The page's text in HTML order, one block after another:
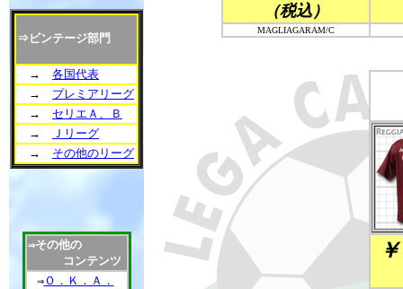
⇒ビンテージ部門
→ 各国代表
→ プレミアリーグ
→ セリエＡ、Ｂ
→
Ｊリーグ
→ その他のリーグ
⇒その他の
コンテンツ
⇒Ｏ．Ｋ．Ａ．
（税込）
MAGLIAGARAM/C